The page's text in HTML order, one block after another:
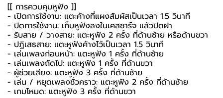
[[ การควบคุมหูฟัง ]]
- เปิดการใช้งาน: แตะค้างที่แผงสัมผัสเป็นเวลา 1.5 วินาที
- ปิดการใช้งาน: เก็บหูฟังลงในเคสชาร์จ แล้วปิดฝา
- รับสาย / วางสาย: แตะหูฟัง 2 ครั้ง ที่ด้านซ้าย หรือด้านขวา
- ปฏิเสธสาย: แตะหูฟังค้างไว้เป็นเวลา 1.5 วินาที
- เล่นเพลงก่อนหน้า: แตะหูฟัง 1 ครั้ง ที่ด้านซ้าย
- เล่นเพลงถัดไป: แตะหูฟัง 1 ครั้ง ที่ด้านขวา
- ผู้ช่วยเสียง: แตะหูฟัง 3 ครั้ง ที่ด้านซ้าย
- เล่น / หยุดเพลงชั่วคราว: แตะหูฟัง 2 ครั้ง ที่ด้านซ้าย
- เกมโหมด: แตะหูฟัง 3 ครั้ง ที่ด้านขวา